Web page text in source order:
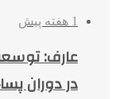
1 هفته پیش
عارف:
در دوران